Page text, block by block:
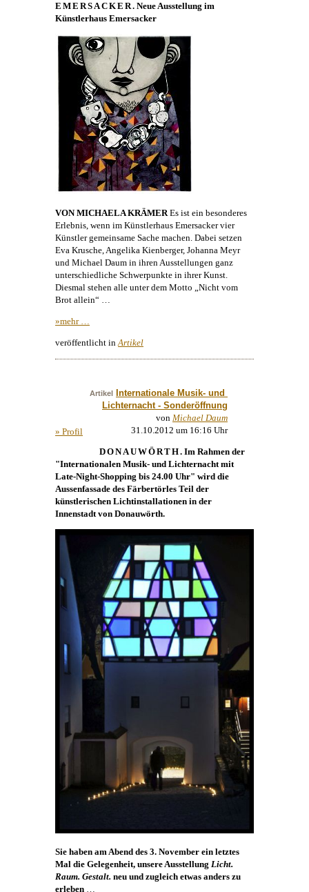
EMERSACKER. Neue Ausstellung im
Künstlerhaus Emersacker
VON MICHAELA KRÄMER Es ist ein besonderes
Erlebnis, wenn im Künstlerhaus Emersacker vier
Künstler gemeinsame Sache machen. Dabei setzen
Eva Krusche, Angelika Kienberger, Johanna Meyr
und Michael Daum in ihren Ausstellungen ganz
unterschiedliche Schwerpunkte in ihrerKunst
Diesmal stehen alle unter dem Motto „Nicht vom
Brot allein“ …
»mehr …
veröffentlicht inArtikel
Artikel Internationale Musik- und
Lichternacht - Sonderöffnung
von Michael Daum
» Profil
31.10.2012 um 16:16 Uhr
DONAUWÖRTH. Im Rahmen der
"Internationalen Musik- und Lichternacht mit
Late-Night-Shopping bis 24.00 Uhr" wird die
Aussenfassade des Färbertörles Teil der
künstlerischen Lichtinstallationen in der
Innenstadt von Donauwörth.
Sie haben am Abend des 3. November ein letztes
Mal die Gelegenheit, unsere Ausstellung Licht.
Raum. Gestalt. neu und zugleich etwas anders zu
erleben …